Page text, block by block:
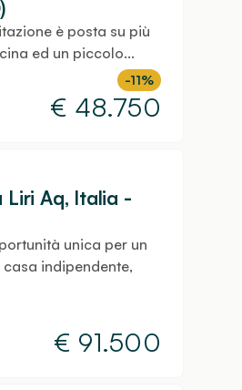
è posta su più
ed un piccolo...
-11%
€ 48.750
Liri Aq, Italia -
unica per un
indipendente,
€ 91.500